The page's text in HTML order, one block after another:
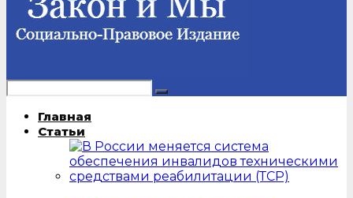
Главная
Статьи